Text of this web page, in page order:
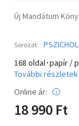
Új Mandátum
Sorozat:
168 oldal･papír /
További részletek
Online ár:
18 990 Ft